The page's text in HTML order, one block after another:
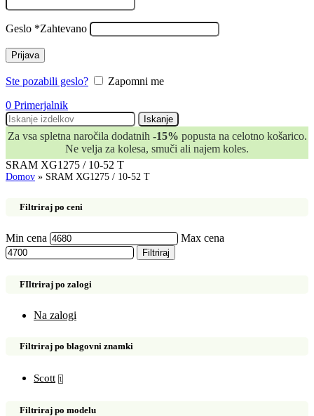
Geslo *Zahtevano
Prijava
Ste pozabili geslo?
Zapomni me
0 Primerjalnik
Iskanje
Za vsa spletna naročila dodatnih -15% popusta na celotno košarico.
Ne velja za kolesa, smuči ali najem koles.
SRAM XG1275 / 10-52 T
Domov » SRAM XG1275 / 10-52 T
Filtriraj po ceni
Min cena Max cena
Filtriraj
FIltriraj po zalogi
Na zalogi
Filtriraj po blagovni znamki
Scott 1
Filtriraj po modelu